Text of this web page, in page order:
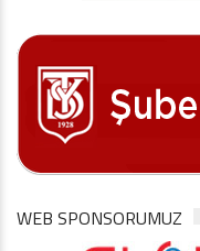
WEB SPONSORUMUZ